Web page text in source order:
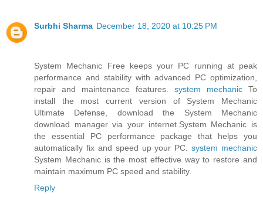
Surbhi Sharma December 18, 2020 at 10:25 PM
System Mechanic Free keeps your PC running at peak
performance and stability with advanced PC optimization,
repair and maintenance features. system mechanic To
install the most current version of System Mechanic
Ultimate Defense, download the System Mechanic
download manager via your internet.System Mechanic is
the essential PC performance package that helps you
automatically fix and speed up your PC.system mechanic
System Mechanic is the most effective way to restore and
maintain maximum PC speed and stability.
Reply